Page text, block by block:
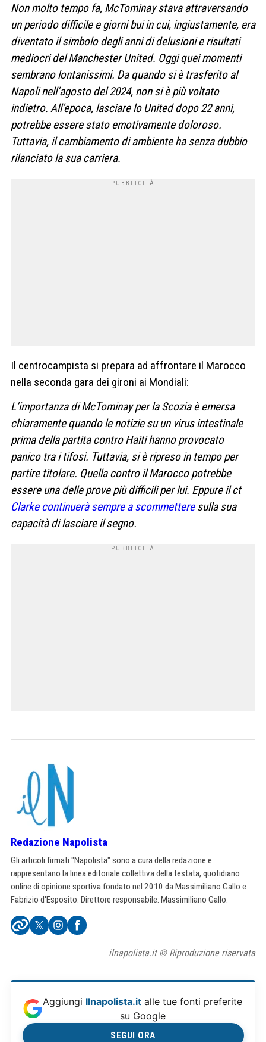
Non molto tempo fa, McTominay stava attraversando
un periodo difficile e giorni bui in cui, ingiustamente, era
diventato il simbolo degli anni di delusioni e risultati
mediocri del Manchester United. Oggi quei momenti
sembrano lontanissimi. Da quando si è trasferito al
Napoli nell’agosto del 2024, non si è più voltato
indietro. All’epoca, lasciare lo United dopo 22 anni,
potrebbe essere stato emotivamente doloroso.
Tuttavia, il cambiamento di ambiente ha senza dubbio
rilanciato la sua carriera.
Il centrocampista si prepara ad affrontare il Marocco
nella seconda gara dei gironi ai Mondiali:
L’importanza di McTominay per la Scozia è emersa
chiaramente quando le notizie su un virus intestinale
prima della partita contro Haiti hanno provocato
panico tra i tifosi. Tuttavia, si è ripreso in tempo per
partire titolare. Quella contro il Marocco potrebbe
essere una delle prove più difficili per lui. Eppure il ct
Clarke continuerà sempre a scommetteresulla sua
capacità di lasciare il segno.
Redazione Napolista
Gli articoli firmati "Napolista" sono a cura della redazione e
rappresentano la linea editoriale collettiva della testata, quotidiano
online di opinione sportiva fondato nel 2010 da Massimiliano Gallo e
Fabrizio d'Esposito. Direttore responsabile: Massimiliano Gallo.
ilnapolista.it © Riproduzione riservata
Aggiungi Ilnapolista.it alle tue fonti preferite
su Google
SEGUI ORA